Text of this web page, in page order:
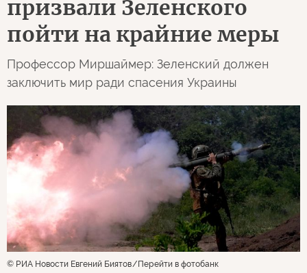
призвали Зеленского
пойти на крайние меры
Профессор Миршаймер: Зеленский должен
заключить мир ради спасения Украины
© РИА Новости Евгений Биятов Перейти в фотобанк